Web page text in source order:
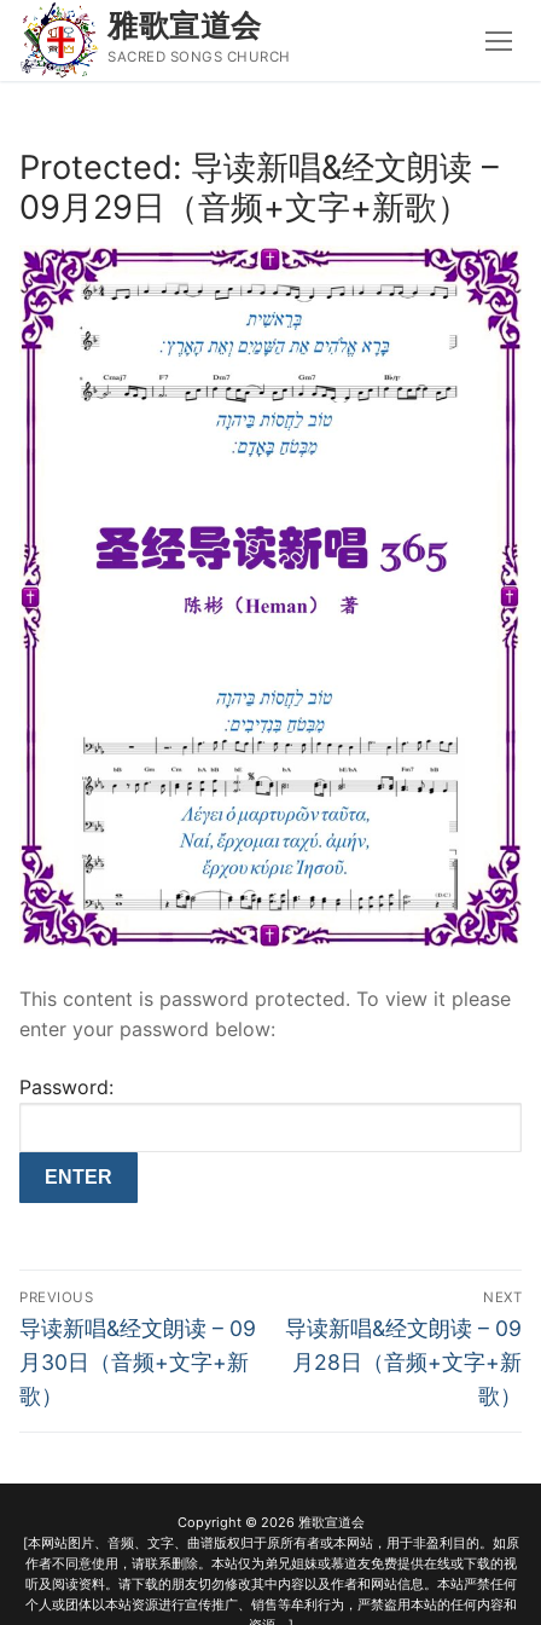
content
雅歌宣道会
SACRED SONGS CHURCH
Search
主页
主日讲道
圣经导读新唱
属灵书籍
宣教事工
神学研究
Protected: 导读新唱&经文朗读 –
09月29日（音频+文字+新歌）
This content is password protected. To view it please
enter your password below:
Password:
Post
navigation
PREVIOUS
Previous
post:
导读新唱&经文朗读 – 09
月30日（音频+文字+新
歌）
NEXT
Next
post:
导读新唱&经文朗读 – 09
月28日（音频+文字+新
歌）
Copyright © 2026 雅歌宣道会
[本网站图片、音频、文字、曲谱版权归于原所有者或本网站，用于非盈利目的。如原
作者不同意使用，请联系删除。本站仅为弟兄姐妹或慕道友免费提供在线或下载的视
听及阅读资料。请下载的朋友切勿修改其中内容以及作者和网站信息。本站严禁任何
个人或团体以本站资源进行宣传推广、销售等牟利行为，严禁盗用本站的任何内容和